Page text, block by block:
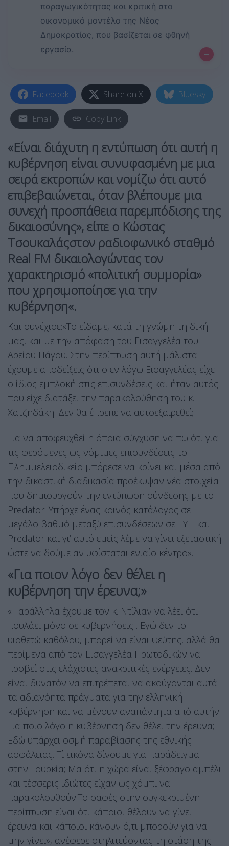
παραγωγικότητας και κριτική στο
οικονομικό μοντέλο της Νέας
Δημοκρατίας, που βασίζεται σε φθηνή
εργασία.
–
Facebook Share on X Bluesky
Email Copy Link
«Είναι διάχυτη η εντύπωση ότι αυτή η
κυβέρνηση είναι συνυφασμένη με μια
σειρά εκτροπών και νομίζω ότι αυτό
επιβεβαιώνεται, όταν βλέπουμε μια
συνεχή προσπάθεια παρεμπόδισης της
δικαιοσύνης», είπε ο Κώστας
Τσουκαλάςστον ραδιοφωνικό σταθμό
Real FM δικαιολογώντας τον
χαρακτηρισμό «πολιτική συμμορία»
που χρησιμοποίησε για την
κυβέρνηση«.
Και συνέχισε:«Το είδαμε, κατά τη γνώμη τη δική
μας, και με την απόφαση του Εισαγγελέα του
Αρείου Πάγου. Στην περίπτωση αυτή μάλιστα
έχουμε αποδείξεις ότι ο εν λόγω Εισαγγελέας είχε
ο ίδιος εμπλοκή στις επισυνδέσεις και ήταν αυτός
που είχε διατάξει την παρακολούθηση του κ.
Χατζηδάκη. Δεν θα έπρεπε να αυτοεξαιρεθεί;
Για να αποφευχθεί η όποια σύγχυση να πω ότι για
τις φερόμενες ως νόμιμες επισυνδέσεις το
Πλημμελειοδικείο μπόρεσε να κρίνει και μέσα από
την δικαστική διαδικασία προέκυψαν νέα στοιχεία
που δημιουργούν την εντύπωση σύνδεσης με το
Predator. Υπήρχε ένας κοινός κατάλογος σε
μεγάλο βαθμό μεταξύ επισυνδέσεων σε ΕΥΠ και
Predator και γι’ αυτό εμείς λέμε να γίνει εξεταστική
ώστε να δούμε αν υφίσταται ενιαίο κέντρο».
«Για ποιον λόγο δεν θέλει η
κυβέρνηση την έρευνα;»
«Παράλληλα έχουμε τον κ. Ντίλιαν να λέει ότι
πουλάει μόνο σε κυβερνήσεις . Εγώ δεν το
υιοθετώ καθόλου, μπορεί να είναι ψεύτης, αλλά θα
περίμενα από τον Εισαγγελέα Πρωτοδικών να
προβεί στις ελάχιστες ανακριτικές ενέργειες. Δεν
είναι δυνατόν να επιτρέπεται να ακούγονται αυτά
τα αδιανόητα πράγματα για την ελληνική
κυβέρνηση και να μένουν αναπάντητα από αυτήν.
Για ποιο λόγο η κυβέρνηση δεν θέλει την έρευνα;
Εδώ υπάρχει οσμή παραβίασης της εθνικής
ασφάλειας. Τί εικόνα δίνουμε για παράδειγμα
στην Τουρκία; Μα ότι η χώρα είναι ξέφραγο αμπέλι
και τέσσερις ιδιώτες είχαν ως χόμπι να
παρακολουθούν.Το σαφές στην συγκεκριμένη
περίπτωση είναι ότι κάποιοι θέλουν να γίνει
έρευνα και κάποιοι κάνουν ό,τι μπορούν για να
μην γίνει», ανέφερε στηλιτεύοντας τη στάση της